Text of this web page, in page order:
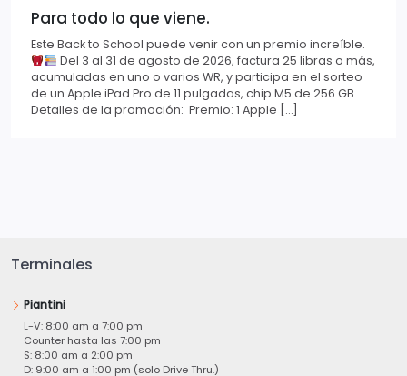
Para todo lo que viene.
Este Back to School puede venir con un premio increíble.
Del 3 al 31 de agosto de 2026, factura 25 libras o más,
acumuladas en uno o varios WR, y participa en el sorteo
de un Apple iPad Pro de 11 pulgadas, chip M5 de 256 GB.
Detalles de la promoción: Premio: 1 Apple […]
Terminales
Piantini
L-V: 8:00 am a 7:00 pm
Counter hasta las 7:00 pm
S: 8:00 am a 2:00 pm
D: 9:00 am a 1:00 pm (solo Drive Thru.)